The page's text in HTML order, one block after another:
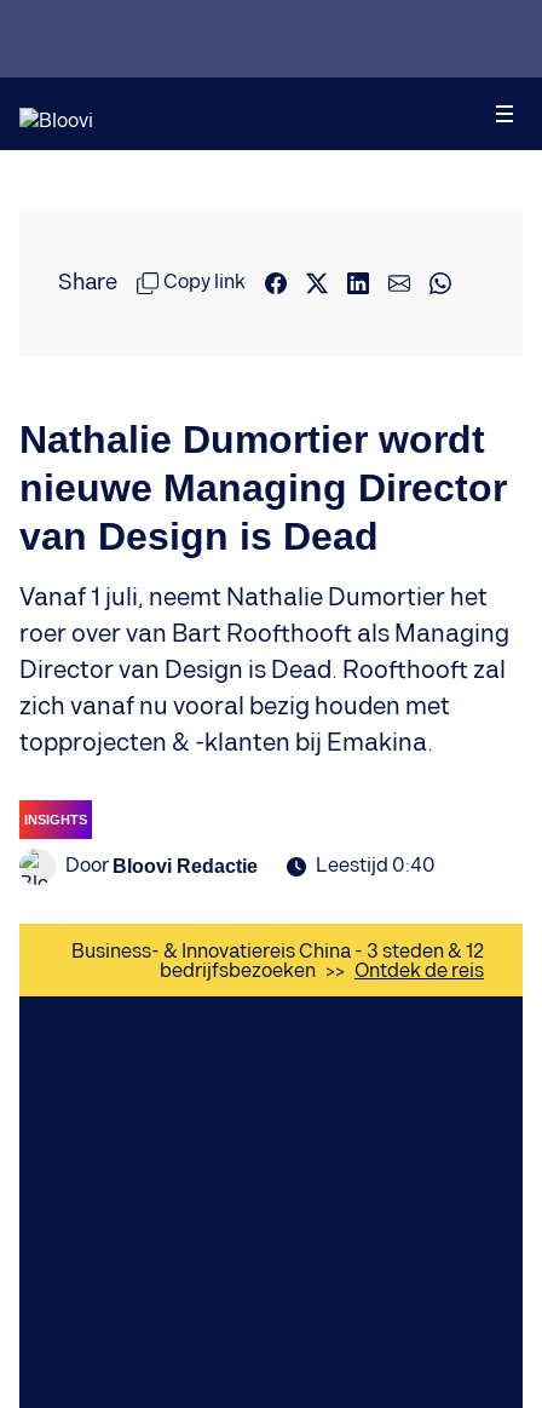
Share Copy link
Nathalie Dumortier wordt
nieuwe Managing Director
van Design is Dead
Vanaf 1 juli, neemt Nathalie Dumortier het
roer over van Bart Roofthooft als Managing
Director van Design is Dead. Roofthooft zal
zich vanaf nu vooral bezig houden met
topprojecten & -klanten bij Emakina.
INSIGHTS
Door Bloovi Redactie Leestijd 0:40
Business- & Innovatiereis China - 3 steden & 12
bedrijfsbezoeken >> Ontdek de reis